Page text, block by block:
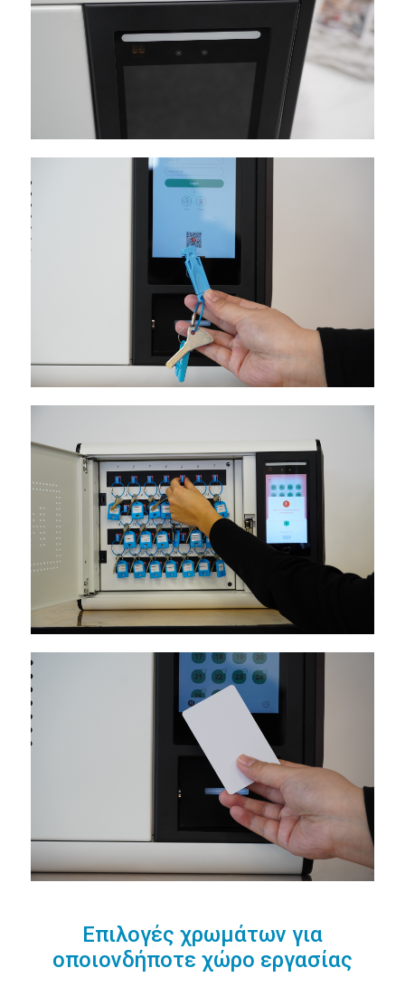
Επιλογές χρωμάτων για
οποιονδήποτε χώρο εργασίας